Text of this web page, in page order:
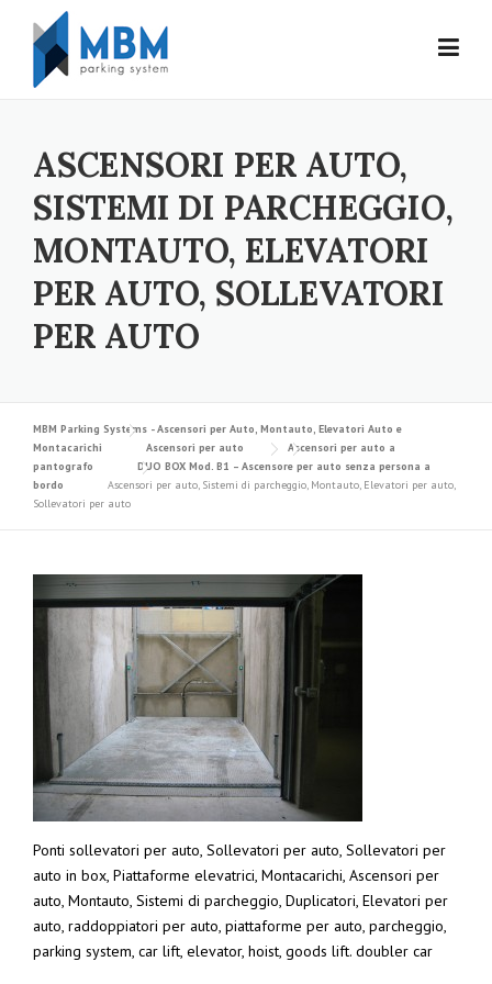
Skip to content
ASCENSORI PER AUTO,
SISTEMI DI PARCHEGGIO,
MONTAUTO, ELEVATORI
PER AUTO, SOLLEVATORI
PER AUTO
MBM Parking Systems - Ascensori per Auto, Montauto, Elevatori Auto e
Montacarichi
Ascensori per auto
Ascensori per auto a
pantografo
DUO BOX Mod. B1 – Ascensore per auto senza persona a
bordo
Ascensori per auto, Sistemi di parcheggio, Montauto, Elevatori per auto,
Sollevatori per auto
Ponti sollevatori per auto, Sollevatori per auto, Sollevatori per
auto in box, Piattaforme elevatrici, Montacarichi, Ascensori per
auto, Montauto, Sistemi di parcheggio, Duplicatori, Elevatori per
auto, raddoppiatori per auto, piattaforme per auto, parcheggio,
parking system, car lift, elevator, hoist, goods lift. doubler car